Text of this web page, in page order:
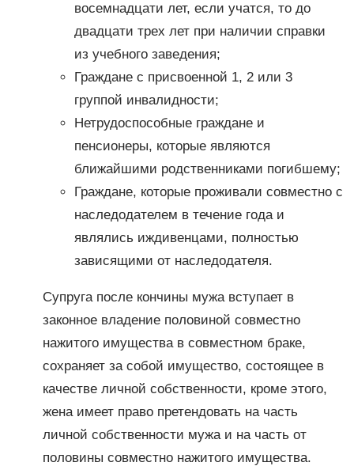
восемнадцати лет, если учатся, то до
двадцати трех лет при наличии справки
из учебного заведения;
Граждане с присвоенной 1, 2 или 3
группой инвалидности;
Нетрудоспособные граждане и
пенсионеры, которые являются
ближайшими родственниками погибшему;
Граждане, которые проживали совместно с
наследодателем в течение года и
являлись иждивенцами, полностью
зависящими от наследодателя.
Супруга после кончины мужа вступает в
законное владение половиной совместно
нажитого имущества в совместном браке,
сохраняет за собой имущество, состоящее в
качестве личной собственности, кроме этого,
жена имеет право претендовать на часть
личной собственности мужа и на часть от
половины совместно нажитого имущества.